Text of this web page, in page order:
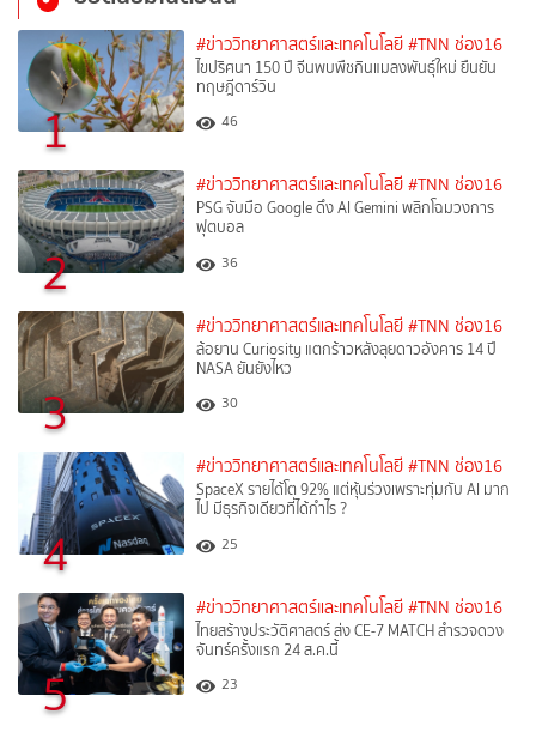
1
#ข่าววิทยาศาสตร์และเทคโนโลยี #TNN ช่อง16
ไขปริศนา 150 ปี จีนพบพืชกินแมลงพันธุ์ใหม่ ยืนยัน
ทฤษฎีดาร์วิน
46
2
#ข่าววิทยาศาสตร์และเทคโนโลยี #TNN ช่อง16
PSG จับมือ Google ดึง AI Gemini พลิกโฉมวงการ
ฟุตบอล
36
3
#ข่าววิทยาศาสตร์และเทคโนโลยี #TNN ช่อง16
ล้อยาน Curiosity แตกร้าวหลังลุยดาวอังคาร 14 ปี
NASA ยันยังไหว
30
4
#ข่าววิทยาศาสตร์และเทคโนโลยี #TNN ช่อง16
SpaceX รายได้โต 92% แต่หุ้นร่วงเพราะทุ่มกับ AI มาก
ไป มีธุรกิจเดียวที่ได้กำไร ?
25
5
#ข่าววิทยาศาสตร์และเทคโนโลยี #TNN ช่อง16
ไทยสร้างประวัติศาสตร์ ส่ง CE-7 MATCH สำรวจดวง
จันทร์ครั้งแรก 24 ส.ค.นี้
23